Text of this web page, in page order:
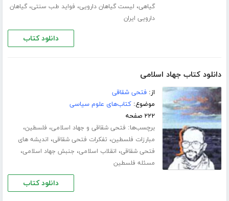
گیاهی، لیست گیاهان دارویی، فواید طب سنتی،گیاهان
دارویی ایران
دانلود کتاب
دانلود کتاب جهاد اسلامی
از:فتحی شقاقی
موضوع:کتاب‌های علوم سیاسی
۲۲۲ صفحه
برچسب‌ها: فتحی شقاقی و جهاد اسلامی، فلسطین،
مبارزات فلسطین، تفکرات فتحی شقاقی، اندیشه های
فتحی شقاقی، انقلاب اسلامی، جنبش جهاد اسلامی،
مسئله فلسطین
دانلود کتاب